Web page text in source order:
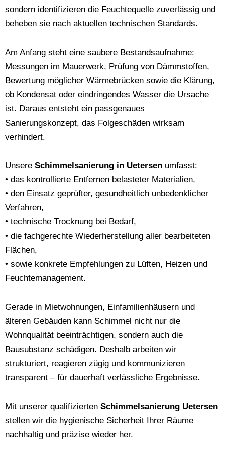
sondern identifizieren die Feuchtequelle zuverlässig und
beheben sie nach aktuellen technischen Standards.
Am Anfang steht eine saubere Bestandsaufnahme:
Messungen im Mauerwerk, Prüfung von Dämmstoffen,
Bewertung möglicher Wärmebrücken sowie die Klärung,
ob Kondensat oder eindringendes Wasser die Ursache
ist. Daraus entsteht ein passgenaues
Sanierungskonzept, das Folgeschäden wirksam
verhindert.
Unsere Schimmelsanierung in Uetersen umfasst:
• das kontrollierte Entfernen belasteter Materialien,
• den Einsatz geprüfter, gesundheitlich unbedenklicher
Verfahren,
• technische Trocknung bei Bedarf,
• die fachgerechte Wiederherstellung aller bearbeiteten
Flächen,
• sowie konkrete Empfehlungen zu Lüften, Heizen und
Feuchtemanagement.
Gerade in Mietwohnungen, Einfamilienhäusern und
älteren Gebäuden kann Schimmel nicht nur die
Wohnqualität beeinträchtigen, sondern auch die
Bausubstanz schädigen. Deshalb arbeiten wir
strukturiert, reagieren zügig und kommunizieren
transparent – für dauerhaft verlässliche Ergebnisse.
Mit unserer qualifizierten Schimmelsanierung Uetersen
stellen wir die hygienische Sicherheit Ihrer Räume
nachhaltig und präzise wieder her.